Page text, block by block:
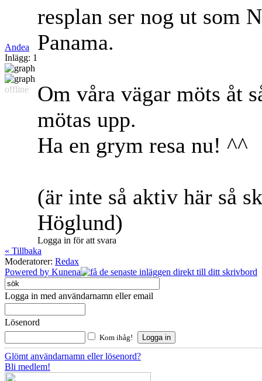
Andea
Inlägg: 1
offline
resplan ser nog ut som
Panama.
Om våra vägar möts åt
mötas upp.
Ha en grym resa nu! ^^
(är inte så aktiv här så
Höglund)
Logga in för att svara
« Tillbaka
Moderatorer: Redax
Powered by Kunena
Logga in med användarnamn eller email
Lösenord
Kom ihåg!
Glömt användarnamn eller lösenord?
Bli medlem!